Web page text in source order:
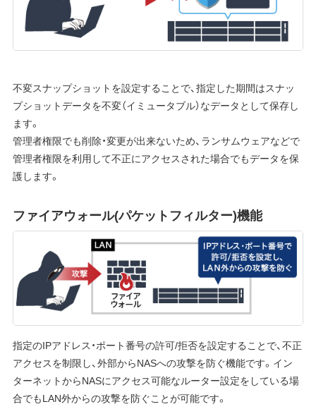
不変スナップショットを設定することで、指定した期間はスナッ
プショットデータを不変（イミュータブル）なデータとして保存し
ます。
管理者権限でも削除・変更が出来ないため、ランサムウェアなどで
管理者権限を利用して不正にアクセスされた場合でもデータを保
護します。
ファイアウォール(パケットフィルター)機能
指定のIPアドレス・ポート番号の許可/拒否を設定することで、不正
アクセスを制限し、外部からNASへの攻撃を防ぐ機能です。イン
ターネットからNASにアクセス可能なルーター設定をしている場
合でもLAN外からの攻撃を防ぐことが可能です。